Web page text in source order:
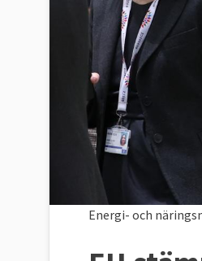
Energi- och